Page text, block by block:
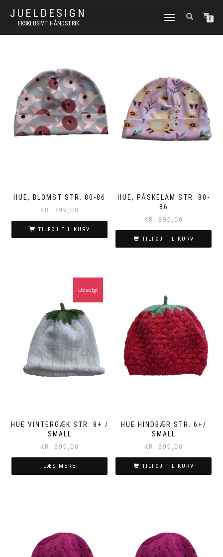
JUELDESIGN
EKSKLUSIVT HÅNDSTRIK
FLIP
0
HUE, BLOMST STR. 80-86
KR. 399,00
TILFØJ TIL KURV
HUE, PÅSKELAM STR. 80-
86
KR. 399,00
TILFØJ TIL KURV
HUE VINTERGÆK STR. 8+ /
SMALL
KR. 399,00
Udsolgt
LÆS MERE
HUE HINDBÆR STR. 6+/
SMALL
KR. 399,00
TILFØJ TIL KURV